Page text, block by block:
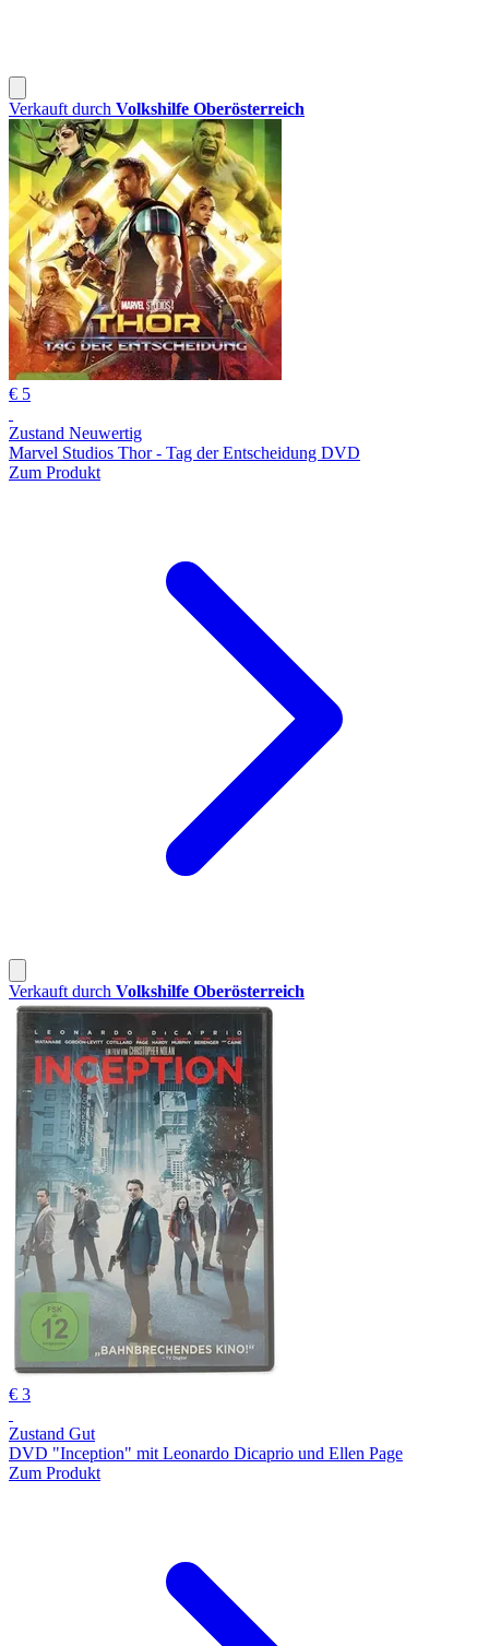
Verkauft durch Volkshilfe Oberösterreich
€ 5
Zustand Neuwertig
Marvel Studios Thor - Tag der Entscheidung DVD
Zum Produkt
Verkauft durch Volkshilfe Oberösterreich
€ 3
Zustand Gut
DVD "Inception" mit Leonardo Dicaprio und Ellen Page
Zum Produkt